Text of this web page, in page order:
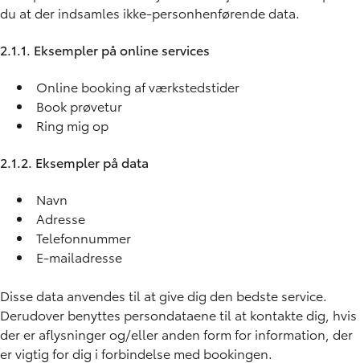
du at der indsamles ikke-personhenførende data.
2.1.1. Eksempler på online services
Online booking af værkstedstider
​Book prøvetur
Ring mig op
2.1.2. Eksempler på data
Navn
Adresse
Telefonnummer
E-mailadresse
Disse data anvendes til at give dig den bedste service.
Derudover benyttes persondataene til at kontakte dig, hvis
der er aflysninger og/eller anden form for information, der
er vigtig for dig i forbindelse med bookingen.